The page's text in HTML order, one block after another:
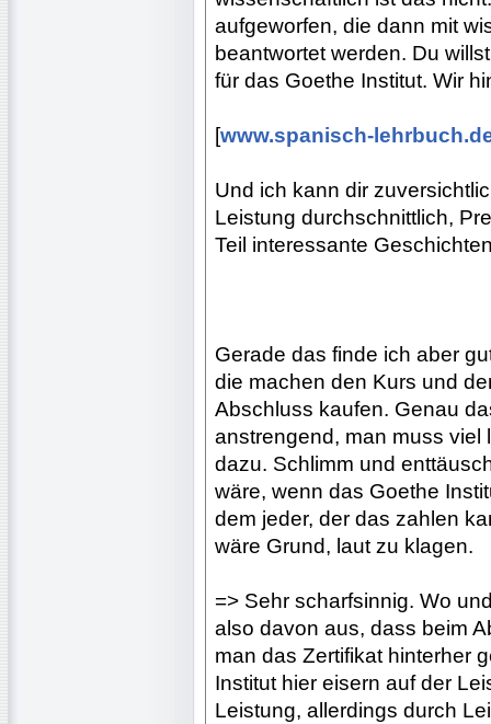
aufgeworfen, die dann mit
beantwortet werden. Du
für das Goethe Institut. Wir
[www.spanisch-
Und ich kann dir
Leistung durchschnittlich,
Teil interessante
Gerade das finde ich aber
die machen den Kurs und
Abschluss kaufen. Genau
anstrengend, man muss viel
dazu. Schlimm und
wäre, wenn das Goethe
dem jeder, der das zahlen
wäre Grund, laut zu klagen.
=> Sehr scharfsinnig. Wo
also davon aus, dass beim
man das Zertifikat hinterher
Institut hier eisern auf der
Leistung, allerdings durch